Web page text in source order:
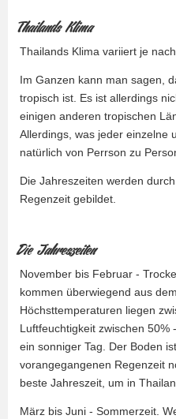
Thailands Klima
Thailands Klima variiert je nach
Im Ganzen kann man sagen,
tropisch ist. Es ist allerdings
einigen anderen tropischen
Allerdings, was jeder einzelne
natürlich von Perrson zu
Die Jahreszeiten werden
Regenzeit gebildet.
Die Jahreszeiten
November bis Februar -
kommen überwiegend aus
Höchsttemperaturen liegen
Luftfeuchtigkeit zwischen 50%
ein sonniger Tag. Der Boden
vorangegangenen Regenzeit
beste Jahreszeit, um in
März bis Juni - Sommerzeit.